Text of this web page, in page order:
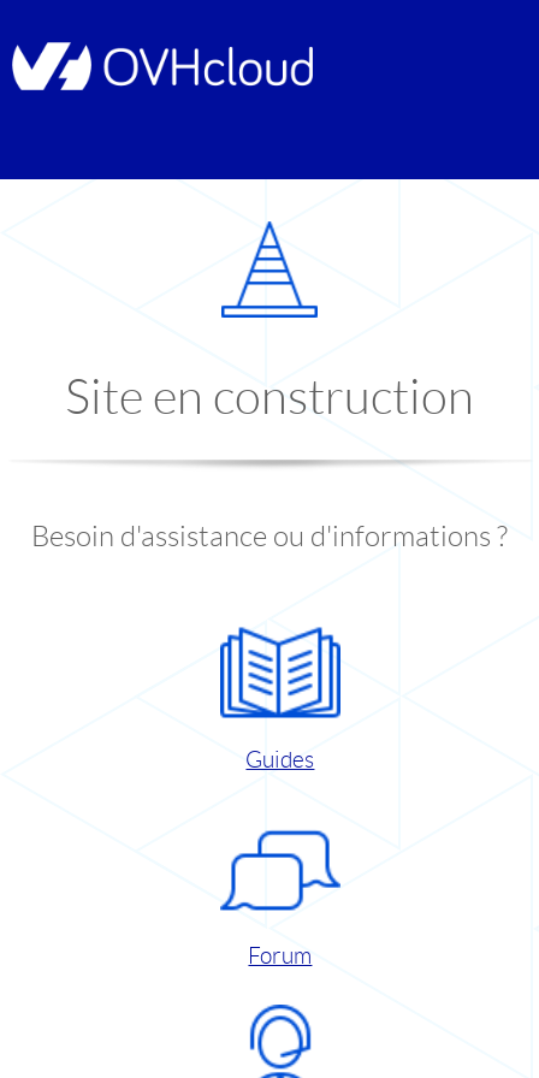
Site en construction
Besoin d'assistance ou d'informations ?
Guides
Forum